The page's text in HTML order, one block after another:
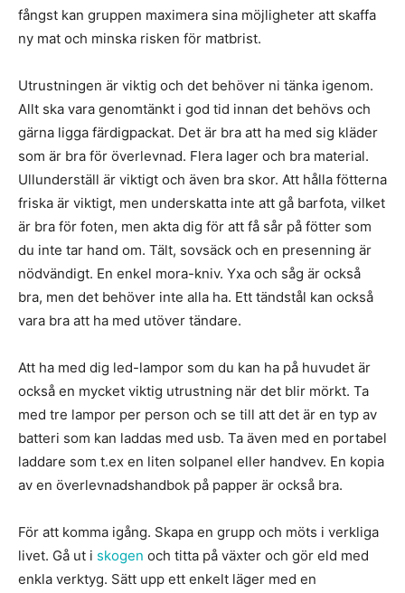
fångst kan gruppen maximera sina möjligheter att skaffa
ny mat och minska risken för matbrist.
Utrustningen är viktig och det behöver ni tänka igenom.
Allt ska vara genomtänkt i god tid innan det behövs och
gärna ligga färdigpackat. Det är bra att ha med sig kläder
som är bra för överlevnad. Flera lager och bra material.
Ullunderställ är viktigt och även bra skor. Att hålla fötterna
friska är viktigt, men underskatta inte att gå barfota, vilket
är bra för foten, men akta dig för att få sår på fötter som
du inte tar hand om. Tält, sovsäck och en presenning är
nödvändigt. En enkel mora-kniv. Yxa och såg är också
bra, men det behöver inte alla ha. Ett tändstål kan också
vara bra att ha med utöver tändare.
Att ha med dig led-lampor som du kan ha på huvudet är
också en mycket viktig utrustning när det blir mörkt. Ta
med tre lampor per person och se till att det är en typ av
batteri som kan laddas med usb. Ta även med en portabel
laddare som t.ex en liten solpanel eller handvev. En kopia
av en överlevnadshandbok på papper är också bra.
För att komma igång. Skapa en grupp och möts i verkliga
livet. Gå ut i skogen och titta på växter och gör eld med
enkla verktyg. Sätt upp ett enkelt läger med en